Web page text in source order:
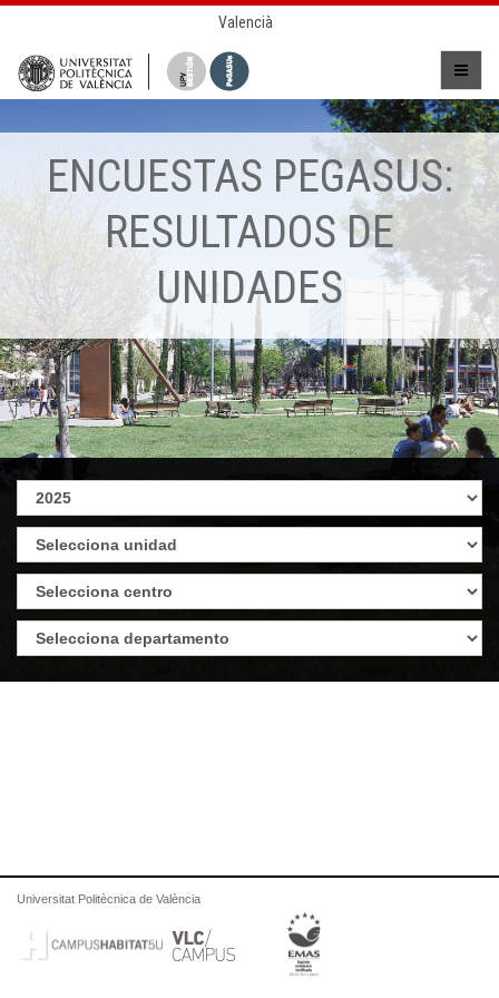
Valencià
ENCUESTAS PEGASUS:
RESULTADOS DE
UNIDADES
Universitat Politècnica de València